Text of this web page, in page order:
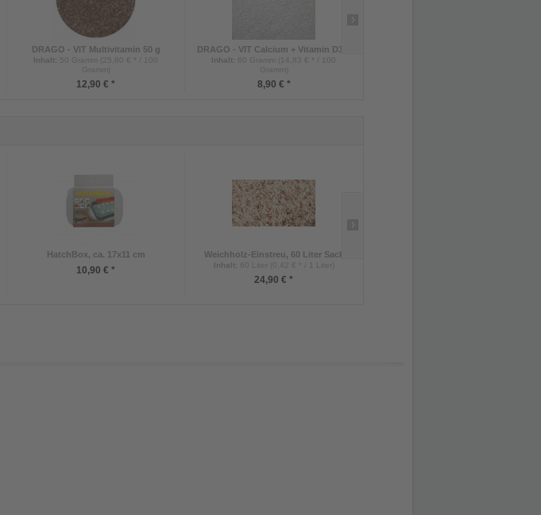
DRAGO - VIT Multivitamin 50 g
Inhalt: 50 Gramm (25,80 € * / 100
Gramm)
12,90 € *
DRAGO - VIT Calcium + Vitamin D3...
Inhalt: 60 Gramm (14,83 € * / 100
Gramm)
8,90 € *
HatchBox, ca. 17x11 cm
10,90 € *
Weichholz-Einstreu, 60 Liter Sack
Inhalt: 60 Liter (0,42 € * / 1 Liter)
24,90 € *